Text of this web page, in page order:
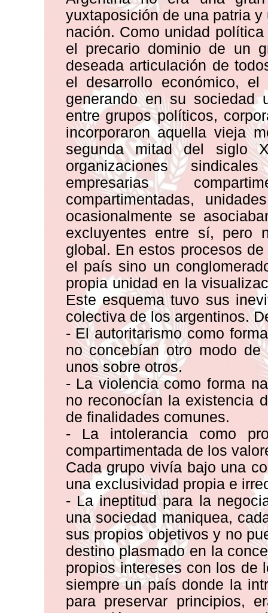
yuxtaposición de una patria
nación. Como unidad
el precario dominio de un
deseada articulación de
el desarrollo económico,
generando en su sociedad
entre grupos políticos,
incorporaron aquella vieja
segunda mitad del siglo
organizaciones
empresarias
compartimentadas,
ocasionalmente se
excluyentes entre sí, pero
global. En estos procesos
el país sino un
propia unidad en la
Este esquema tuvo sus
colectiva de los argentinos.
- El autoritarismo como
no concebían otro modo
unos sobre otros.
- La violencia como forma
no reconocían la existencia
de finalidades comunes.
- La intolerancia como
compartimentada de los
Cada grupo vivía bajo una
una exclusividad propia e
- La ineptitud para la
una sociedad maniquea,
sus propios objetivos y no
destino plasmado en la
propios intereses con los de
siempre un país donde la
para preservar principios,